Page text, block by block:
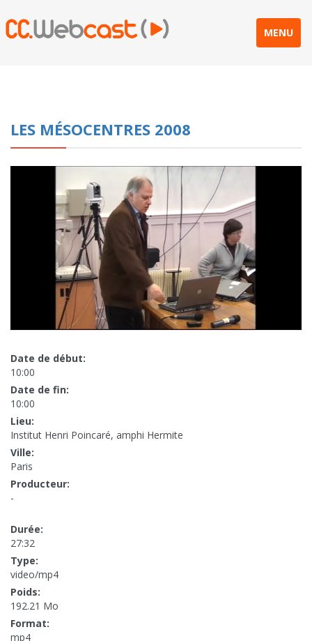
MENU
LES MÉSOCENTRES 2008
Date de début:
10:00
Date de fin:
10:00
Lieu:
Institut Henri Poincaré, amphi Hermite
Ville:
Paris
Producteur:
-
Durée:
27:32
Type:
video/mp4
Poids:
192.21 Mo
Format:
mp4